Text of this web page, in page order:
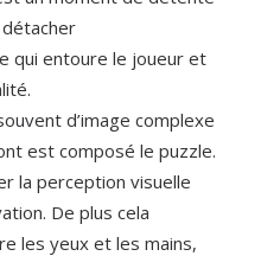
qui entoure le joueur et
d’image complexe
est composé le puzzle.
la perception visuelle
De plus cela
les yeux et les mains,